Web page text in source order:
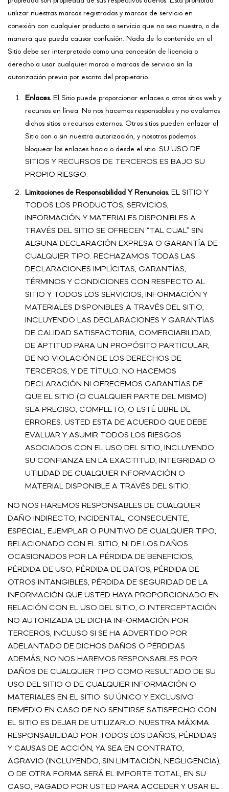
utilizar nuestras marcas registradas y marcas de servicio en
conexión con cualquier producto o servicio que no sea nuestro, o de
manera que pueda causar confusión. Nada de lo contenido en el
Sitio debe ser interpretado como una concesión de licencia o
derecho a usar cualquier marca o marcas de servicio sin la
autorización previa por escrito del propietario.
Enlaces. El Sitio puede proporcionar enlaces a otros sitios web y
recursos en línea. No nos hacemos responsables y no avalamos
dichos sitios o recursos externos. Otros sitios pueden enlazar al
Sitio con o sin nuestra autorización, y nosotros podemos
bloquear los enlaces hacia o desde el sitio. SU USO DE
SITIOS Y RECURSOS DE TERCEROS ES BAJO SU
PROPIO RIESGO.
Limitaciones de Responsabilidad Y Renuncias. EL SITIO Y
TODOS LOS PRODUCTOS, SERVICIOS,
INFORMACIÓN Y MATERIALES DISPONIBLES A
TRAVÉS DEL SITIO SE OFRECEN “TAL CUAL” SIN
ALGUNA DECLARACIÓN EXPRESA O GARANTÍA DE
CUALQUIER TIPO. RECHAZAMOS TODAS LAS
DECLARACIONES IMPLÍCITAS, GARANTÍAS,
TÉRMINOS Y CONDICIONES CON RESPECTO AL
SITIO Y TODOS LOS SERVICIOS, INFORMACIÓN Y
MATERIALES DISPONIBLES A TRAVÉS DEL SITIO,
INCLUYENDO LAS DECLARACIONES Y GARANTÍAS
DE CALIDAD SATISFACTORIA, COMERCIABILIDAD,
DE APTITUD PARA UN PROPÓSITO PARTICULAR,
DE NO VIOLACIÓN DE LOS DERECHOS DE
TERCEROS, Y DE TÍTULO. NO HACEMOS
DECLARACIÓN NI OFRECEMOS GARANTÍAS DE
QUE EL SITIO (O CUALQUIER PARTE DEL MISMO)
SEA PRECISO, COMPLETO, O ESTÉ LIBRE DE
ERRORES. USTED ESTA DE ACUERDO QUE DEBE
EVALUAR Y ASUMIR TODOS LOS RIESGOS
ASOCIADOS CON EL USO DEL SITIO, INCLUYENDO
SU CONFIANZA EN LA EXACTITUD, INTEGRIDAD O
UTILIDAD DE CUALQUIER INFORMACIÓN O
MATERIAL DISPONIBLE A TRAVÉS DEL SITIO.
NO NOS HAREMOS RESPONSABLES DE CUALQUIER
DAÑO INDIRECTO, INCIDENTAL, CONSECUENTE,
ESPECIAL, EJEMPLAR O PUNITIVO DE CUALQUIER TIPO,
RELACIONADO CON EL SITIO, NI DE LOS DAÑOS
OCASIONADOS POR LA PÉRDIDA DE BENEFICIOS,
PÉRDIDA DE USO, PÉRDIDA DE DATOS, PÉRDIDA DE
OTROS INTANGIBLES, PÉRDIDA DE SEGURIDAD DE LA
INFORMACIÓN QUE USTED HAYA PROPORCIONADO EN
RELACIÓN CON EL USO DEL SITIO, O INTERCEPTACIÓN
NO AUTORIZADA DE DICHA INFORMACIÓN POR
TERCEROS, INCLUSO SI SE HA ADVERTIDO POR
ADELANTADO DE DICHOS DAÑOS O PÉRDIDAS.
ADEMÁS, NO NOS HAREMOS RESPONSABLES POR
DAÑOS DE CUALQUIER TIPO COMO RESULTADO DE SU
USO DEL SITIO O DE CUALQUIER INFORMACIÓN O
MATERIALES EN EL SITIO. SU ÚNICO Y EXCLUSIVO
REMEDIO EN CASO DE NO SENTIRSE SATISFECHO CON
EL SITIO ES DEJAR DE UTILIZARLO. NUESTRA MÁXIMA
RESPONSABILIDAD POR TODOS LOS DAÑOS, PÉRDIDAS
Y CAUSAS DE ACCIÓN, YA SEA EN CONTRATO,
AGRAVIO (INCLUYENDO, SIN LIMITACIÓN, NEGLIGENCIA),
O DE OTRA FORMA SERÁ EL IMPORTE TOTAL, EN SU
CASO, PAGADO POR USTED PARA ACCEDER Y USAR EL